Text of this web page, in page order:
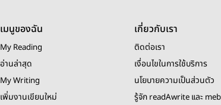
เมนูของฉัน
My Reading
อ่านล่าสุด
My Writing
เพิ่มงานเขียนใหม่
เกี่ยวกับเรา
ติดต่อเรา
เงื่อนไขในการใช้บริการ
นโยบายความเป็นส่วนตัว
รู้จัก readAwrite และ meb